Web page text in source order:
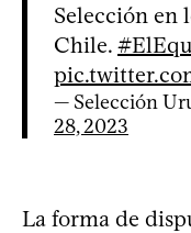
Selección en
Chile.
— Selección
28, 2023
La forma de